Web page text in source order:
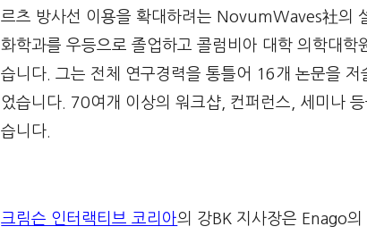
르츠 방사선 이용을 확대하려는 NovumWaves社의
화학과를 우등으로 졸업하고 콜럼비아 대학 의학대학
습니다. 그는 전체 연구경력을 통틀어 16개 논문을
었습니다. 70여개 이상의 워크샵, 컨퍼런스, 세미나
습니다.
크림슨 인터랙티브 코리아의 강BK 지사장은 Enago